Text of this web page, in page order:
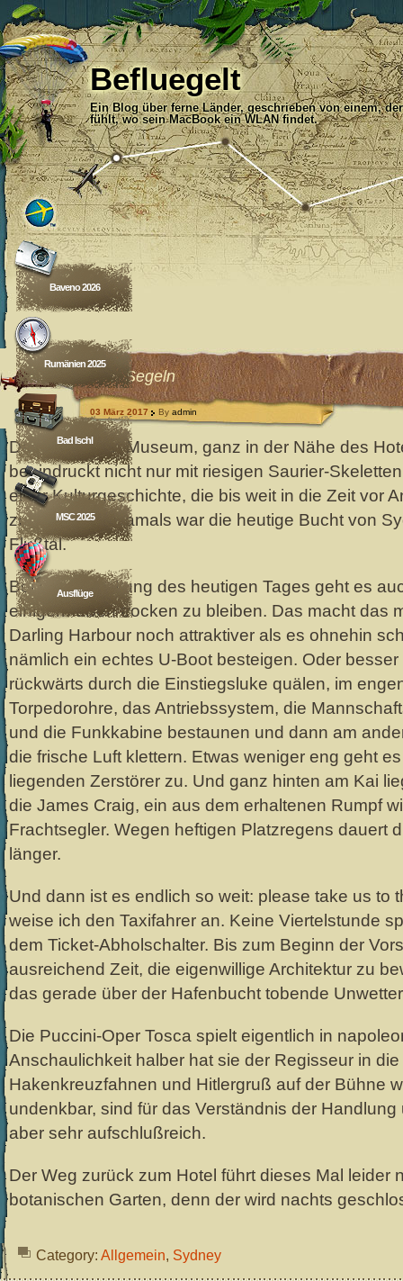
Befluegelt
Ein Blog über ferne Länder, geschrieben von einem,
fühlt, wo sein MacBook ein WLAN findet.
Baveno 2026
Rumänien 2025
Bad Ischl
MSC 2025
Ausflüge
Unter Segeln
03 März 2017 By admin
Das Australian Museum, ganz in der Nähe des
beeindruckt nicht nur mit riesigen Saurier-
einer Kulturgeschichte, die bis weit in die Zeit vor
zurückreicht. Damals war die heutige Bucht von
Flußtal.
Bei der Gestaltung des heutigen Tages geht es
einigermaßen trocken zu bleiben. Das macht das
Darling Harbour noch attraktiver als es ohnehin
nämlich ein echtes U-Boot besteigen. Oder
rückwärts durch die Einstiegsluke quälen, im
Torpedorohre, das Antriebssystem, die
und die Funkkabine bestaunen und dann am
die frische Luft klettern. Etwas weniger eng geht
liegenden Zerstörer zu. Und ganz hinten am Kai
die James Craig, ein aus dem erhaltenen Rumpf
Frachtsegler. Wegen heftigen Platzregens dauert
länger.
Und dann ist es endlich so weit: please take us to
weise ich den Taxifahrer an. Keine Viertelstunde
dem Ticket-Abholschalter. Bis zum Beginn der
ausreichend Zeit, die eigenwillige Architektur zu
das gerade über der Hafenbucht tobende
Die Puccini-Oper Tosca spielt eigentlich in
Anschaulichkeit halber hat sie der Regisseur in
Hakenkreuzfahnen und Hitlergruß auf der Bühne
undenkbar, sind für das Verständnis der
aber sehr aufschlußreich.
Der Weg zurück zum Hotel führt dieses Mal leider
botanischen Garten, denn der wird nachts
Category: Allgemein, Sydney